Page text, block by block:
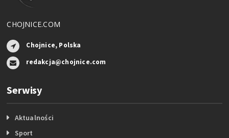
CHOJNICE.COM
Chojnice, Polska
redakcja@chojnice.com
Serwisy
Aktualności
Sport